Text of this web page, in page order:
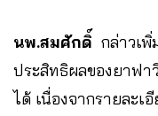
นพ.สมศักดิ์ กล่าวเพิ่
ประสิทธิผลของยาฟา
ได้ เนื่องจากรายละเ